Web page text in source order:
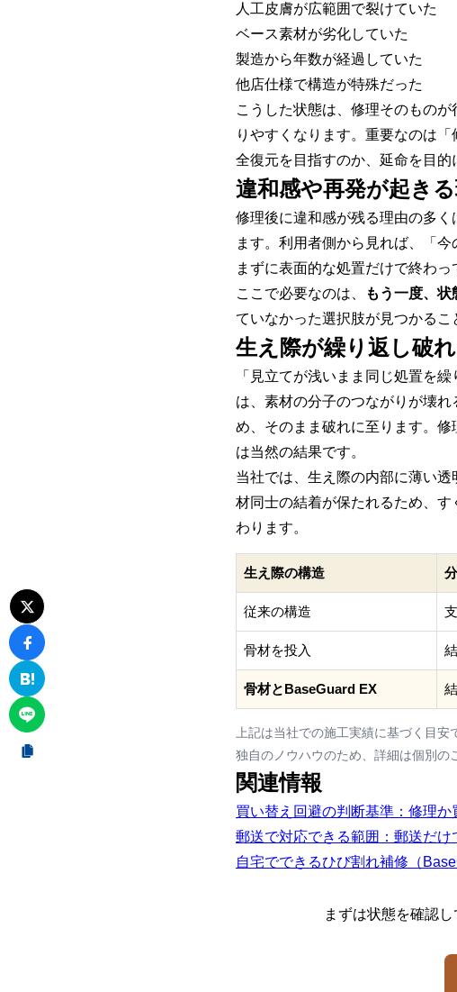
人工皮膚が広範囲で裂けていた
ベース素材が劣化していた
製造から年数が経過していた
他店仕様で構造が特殊だった
こうした状態は、修理そのものが
りやすくなります。重要なのは
全復元を目指すのか、延命を目的
違和感や再発が起き
修理後に違和感が残る理由の多く
ます。利用者側から見れば、「
まずに表面的な処置だけで終わっ
ここで必要なのは、
もう一度、
ていなかった選択肢が見つかるこ
生え際が繰り返し破
「見立てが浅いまま同じ処置を
は、素材の分子のつながりが壊
め、そのまま破れに至ります。
は当然の結果です。
当社では、生え際の内部に薄い
材同士の結着が保たれるため、
わります。
生え際の構造
従来の構造
骨材を投入
骨材とBaseGuard EX
上記は当社での施工実績に基づく目安
独自のノウハウのため、詳細は個別の
関連情報
買い替え回避の判断基準：修理か
郵送で対応できる範囲：郵送だけ
自宅でできるひび割れ補修（
まずは状態を確認